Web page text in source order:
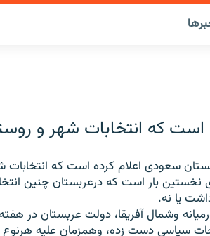
است که انتخابات شهر و
سعودی اعلام کرده است که انتخابات
نخستین بار است که درعربستان چنین
یا نه.
وشمال آفریقا، دولت عربستان در
سیاسی دست زده، وهمزمان علیه